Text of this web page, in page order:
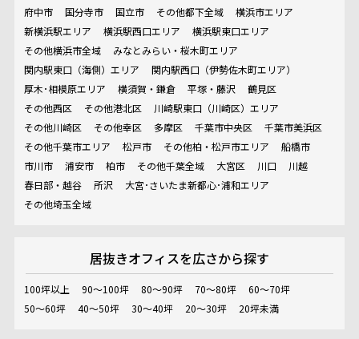
府中市
国分寺市 国立市 その他都下全域
横浜市エリア
新横浜駅エリア
横浜駅西口エリア
横浜駅東口エリア
その他横浜市全域
みなとみらい・桜木町エリア
関内駅東口（海側）エリア
関内駅西口（伊勢佐木町エリア）
厚木･相模原エリア
横須賀・鎌倉 平塚・藤沢
鶴見区
その他西区
その他港北区
川崎駅東口（川崎区）エリア
その他川崎区
その他幸区 多摩区 千葉市中央区
千葉市美浜区
その他千葉市エリア
松戸市 その他柏・松戸市エリア
船橋市
市川市
浦安市 柏市 その他千葉全域 大宮区 川口
川越
春日部・越谷
所沢
大宮･さいたま新都心･浦和エリア
その他埼玉全域
居抜きオフィスを広さから探す
100坪以上 90～100坪 80～90坪 70～80坪
60～70坪
50～60坪
40～50坪 30～40坪 20～30坪 20坪未満